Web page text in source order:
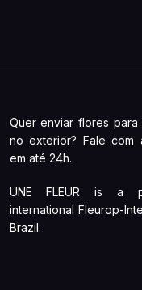
Quer enviar flores
no exterior? Fale com
em até 24h.
UNE FLEUR is a
international Fleurop-
Brazil.